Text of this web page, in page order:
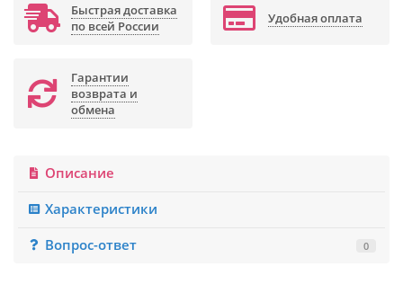
Быстрая доставка
по всей России
Удобная оплата
Гарантии
возврата и
обмена
Описание
Характеристики
Вопрос-ответ
0